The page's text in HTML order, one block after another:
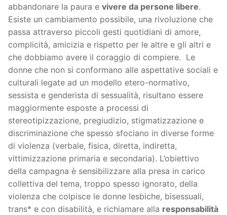
abbandonare la paura e vivere da persone libere.
Esiste un cambiamento possibile, una rivoluzione che
passa attraverso piccoli gesti quotidiani di amore,
complicità, amicizia e rispetto per le altre e gli altri e
che dobbiamo avere il coraggio di compiere. Le
donne che non si conformano alle aspettative sociali e
culturali legate ad un modello etero-normativo,
sessista e genderista di sessualità, risultano essere
maggiormente esposte a processi di
stereotipizzazione, pregiudizio, stigmatizzazione e
discriminazione che spesso sfociano in diverse forme
di violenza (verbale, fisica, diretta, indiretta,
vittimizzazione primaria e secondaria). L’obiettivo
della campagna è sensibilizzare alla presa in carico
collettiva del tema, troppo spesso ignorato, della
violenza che colpisce le donne lesbiche, bisessuali,
trans* e con disabilità, e richiamare alla responsabilità